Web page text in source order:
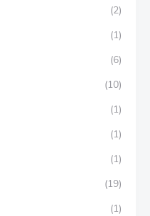
(2)
(1)
(6)
(10)
(1)
(1)
(1)
(19)
(1)